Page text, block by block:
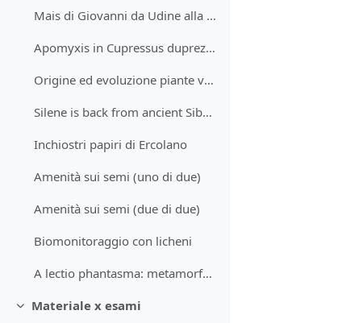
Mais di Giovanni da Udine alla Farnesina, Roma
Apomyxis in Cupressus dupreziana
Origine ed evoluzione piante vascolari Delevoryas (1970)
Silene is back from ancient Siberia...
Inchiostri papiri di Ercolano
Amenità sui semi (uno di due)
Amenità sui semi (due di due)
Biomonitoraggio con licheni
A lectio phantasma: metamorfosi fusto; anatomia foglia, metamorfosi piante carnivore
Minimizza
Materiale x esami